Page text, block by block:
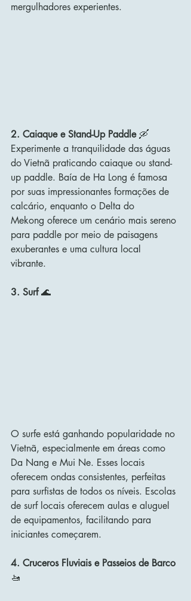
mergulhadores experientes.
2. Caiaque e Stand-Up Paddle 🛶
Experimente a tranquilidade das águas
do Vietnã praticando caiaque ou stand-
up paddle. Baía de Ha Long é famosa
por suas impressionantes formações de
calcário, enquanto o Delta do
Mekong oferece um cenário mais sereno
para paddle por meio de paisagens
exuberantes e uma cultura local
vibrante.
3. Surf 🌊
O surfe está ganhando popularidade no
Vietnã, especialmente em áreas como
Da Nang e Mui Ne. Esses locais
oferecem ondas consistentes, perfeitas
para surfistas de todos os níveis. Escolas
de surf locais oferecem aulas e aluguel
de equipamentos, facilitando para
iniciantes começarem.
4. Cruceros Fluviais e Passeios de Barco
🚤